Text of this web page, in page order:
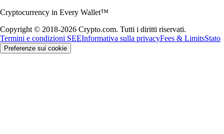
Cryptocurrency in Every Wallet™
Copyright © 2018-2026 Crypto.com. Tutti i diritti riservati.
Termini e condizioni SEEInformativa sulla privacyFees & LimitsStato
Preferenze sui cookie